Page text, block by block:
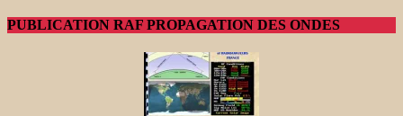
PUBLICATION RAF PROPAGATION DES ONDES